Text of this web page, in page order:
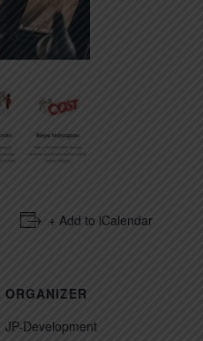
+ Add to iCalendar
ORGANIZER
JP-Development